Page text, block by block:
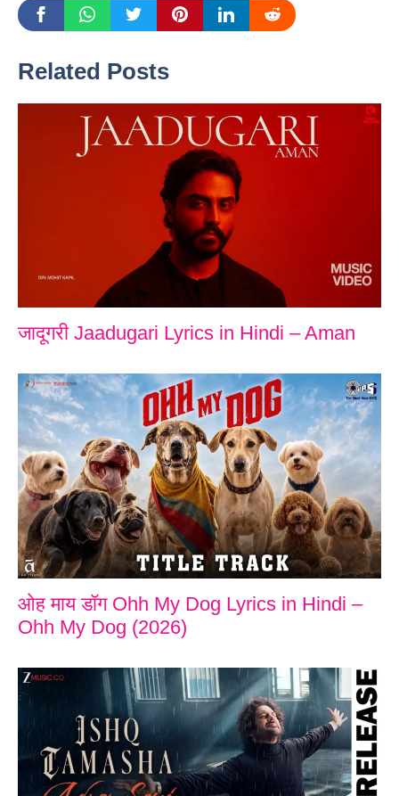
Related Posts
जादूगरी Jaadugari Lyrics in Hindi – Aman
ओह माय डॉग Ohh My Dog Lyrics in Hindi –
Ohh My Dog (2026)